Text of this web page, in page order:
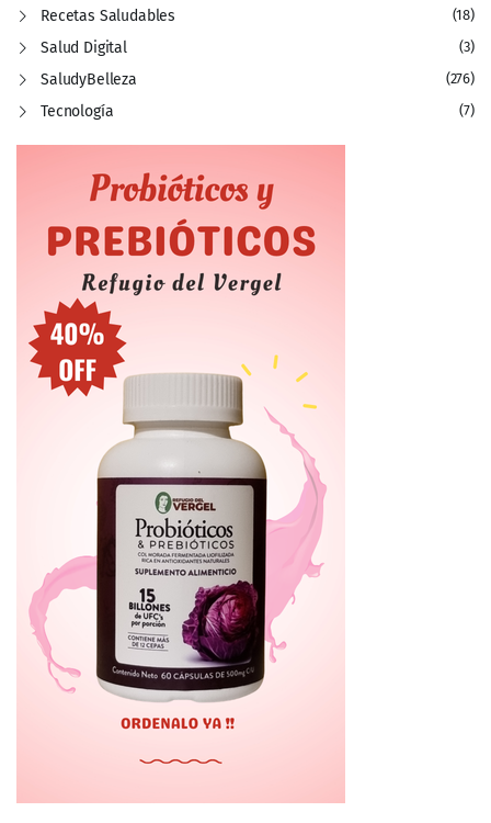
Recetas Saludables (18)
Salud Digital (3)
SaludyBelleza (276)
Tecnología (7)